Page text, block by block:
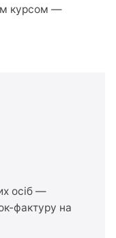
курсом —
осіб —
фактуру на